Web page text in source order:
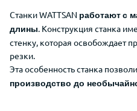
Станки WATTSAN работаютс
длины. Конструкция станка
стенку, которая освобождает
резки.
Эта особенность станка
производство до